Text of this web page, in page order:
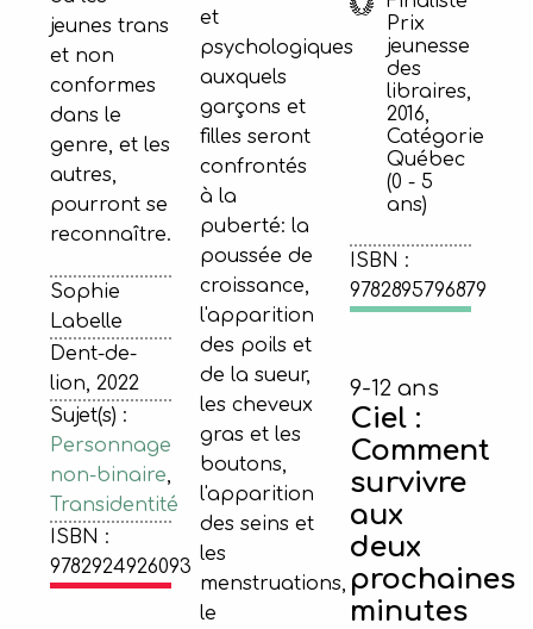
jeunes trans
et non
conformes
dans le
genre, et les
autres,
pourront se
reconnaître.
Sophie
Labelle
Dent-de-
lion, 2022
Sujet(s) :
Personnage
non-binaire,
Transidentité
ISBN :
9782924926093
et
psychologiques
auxquels
garçons et
filles seront
confrontés
à la
puberté: la
poussée de
croissance,
l'apparition
des poils et
de la sueur,
les cheveux
gras et les
boutons,
l'apparition
des seins et
les
menstruations,
le
Prix
jeunesse
des
libraires,
2016,
Catégorie
Québec
(0 - 5
ans)
ISBN :
9782895796879
9-12 ans
Ciel :
Comment
survivre
aux
deux
prochaines
minutes